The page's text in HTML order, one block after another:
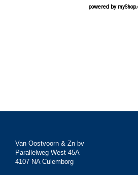
powered by
Van Oostvoorn & Zn bv
Parallelweg West 45A
4107 NA Culemborg